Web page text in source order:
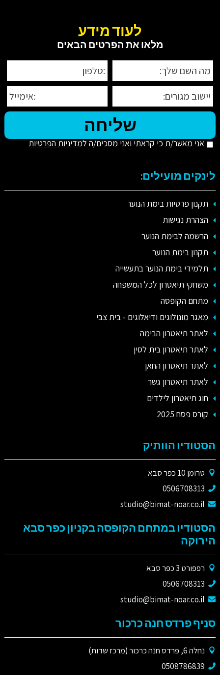
לעוד מידע
מלאו את הפרטים הבאים
אני מאשר/ת כי קראתי ואני מסכים/ה למדיניות הפרטיות
לינקים מועילים:
תקנון פרטיות בימת הנוער
הצהרת נגישות
הרשמה לבימת הנוער
תקנון בימת הנוער
תלמידי בימת הנוער בתעשייה
משחקי תיאטרון לכל המשפחה
מתחם הקופסה
מאגר מונולוגים ודיאלוגים - בית צבי
לאתר תיאטרון הבימה
לאתר תיאטרון בית לסין
לאתר תיאטרון החאן
לאתר תיאטרון גשר
חוג תיאטרון לילדים
קורס פסח 2025
הסטודיו הוותיק
טרומן 10 כפר סבא
0506708313
studio@bimat-noar.co.il
הסטודיו במתחם הקופסה בקניון כפר סבא
הירוקה
רפפורט 3 כפר סבא
0506708313
studio@bimat-noar.co.il
סניף פרדס חנה כרכור
נחלה 6, פרדס חנה כרכור (מרכז שדות)
0508786839